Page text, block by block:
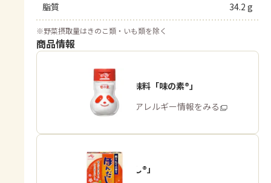
脂質 34.2 g
※野菜摂取量はきのこ類・いも類を除く
商品情報
うま味調味料「味の素®」
商品・アレルギー情報をみる
「ほんだし®」